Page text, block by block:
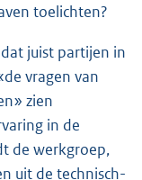
toelichten?
juist partijen in
vragen van
zien
in de
de werkgroep,
uit de technisch-